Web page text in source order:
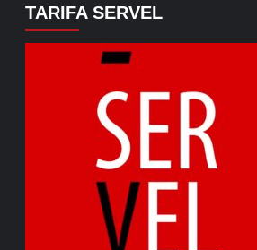
TARIFA SERVEL